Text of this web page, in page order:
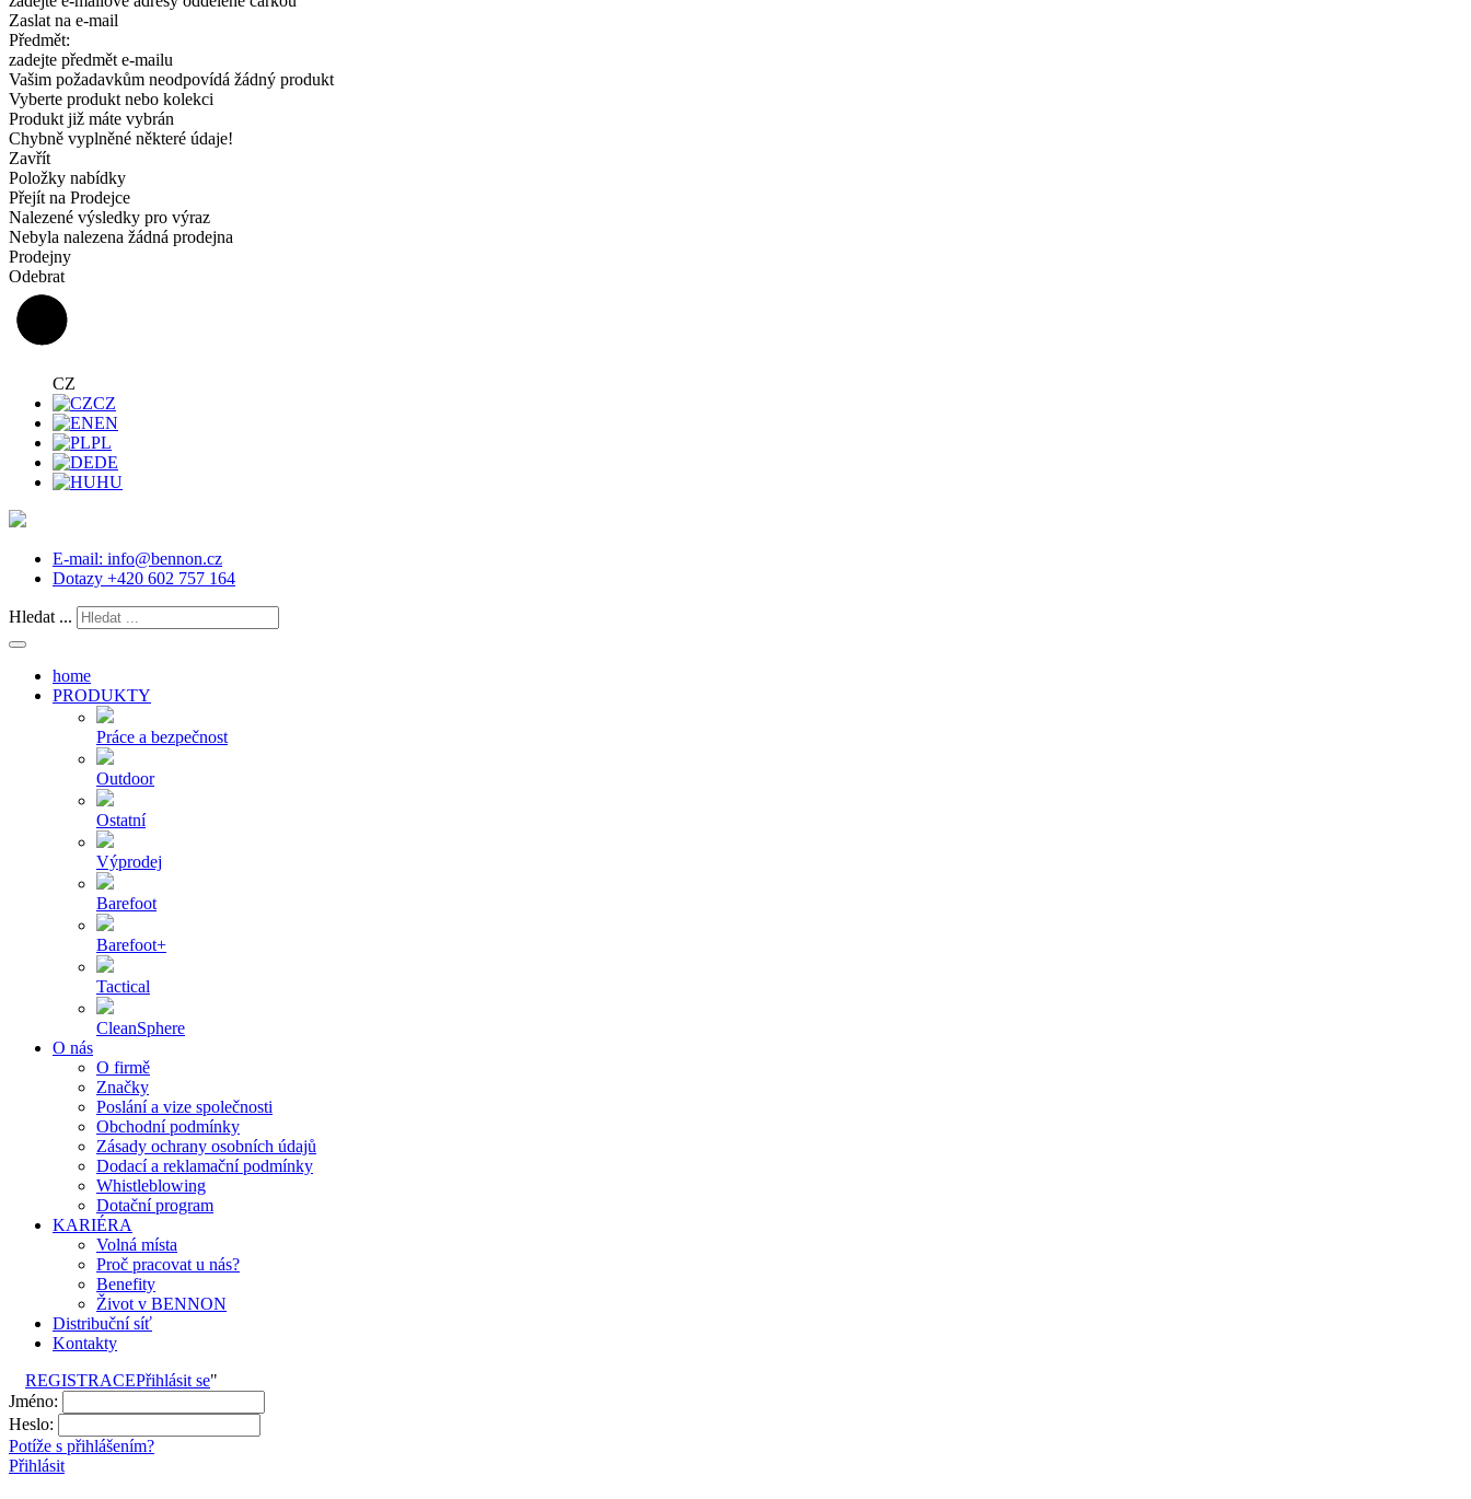
Zaslat na e-mail
Předmět:
zadejte předmět e-mailu
Vašim požadavkům neodpovídá žádný produkt
Vyberte produkt nebo kolekci
Produkt již máte vybrán
Chybně vyplněné některé údaje!
Zavřít
Položky nabídky
Přejít na Prodejce
Nalezené výsledky pro výraz
Nebyla nalezena žádná prodejna
Prodejny
Odebrat
CZ
CZ
EN
PL
DE
HU
E-mail: info@bennon.cz
Dotazy +420 602 757 164
Hledat ...
home
PRODUKTY
Práce a bezpečnost
Outdoor
Ostatní
Výprodej
Barefoot
Barefoot+
Tactical
CleanSphere
O nás
O firmě
Značky
Poslání a vize společnosti
Obchodní podmínky
Zásady ochrany osobních údajů
Dodací a reklamační podmínky
Whistleblowing
Dotační program
KARIÉRA
Volná místa
Proč pracovat u nás?
Benefity
Život v BENNON
Distribuční síť
Kontakty
REGISTRACEPřihlásit se"
Jméno:
Heslo:
Potíže s přihlášením?
Přihlásit